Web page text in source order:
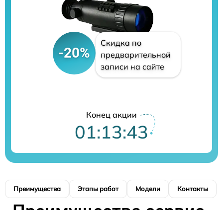
-20%
Скидка по
предварительной
записи на сайте
Конец акции
01:13:42
Преимущества Этапы работ Модели Контакты